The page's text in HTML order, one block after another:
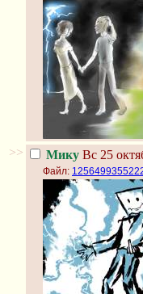
>> Мику Вс 25
Файл: